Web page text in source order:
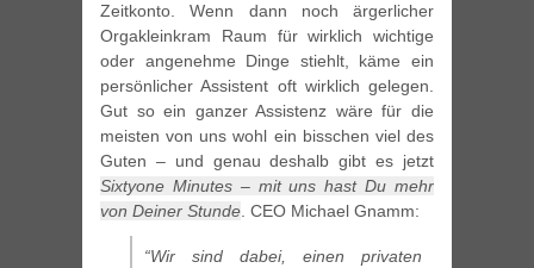
Zeitkonto. Wenn dann noch ärgerlicher
Orgakleinkram Raum für wirklich wichtige
oder angenehme Dinge stiehlt, käme ein
persönlicher Assistent oft wirklich gelegen.
Gut so ein ganzer Assistenz wäre für die
meisten von uns wohl ein bisschen viel des
Guten – und genau deshalb gibt es jetzt
Sixtyone Minutes – mit uns hast Du mehr
von Deiner Stunde. CEO Michael Gnamm:
“Wir sind dabei, einen privaten